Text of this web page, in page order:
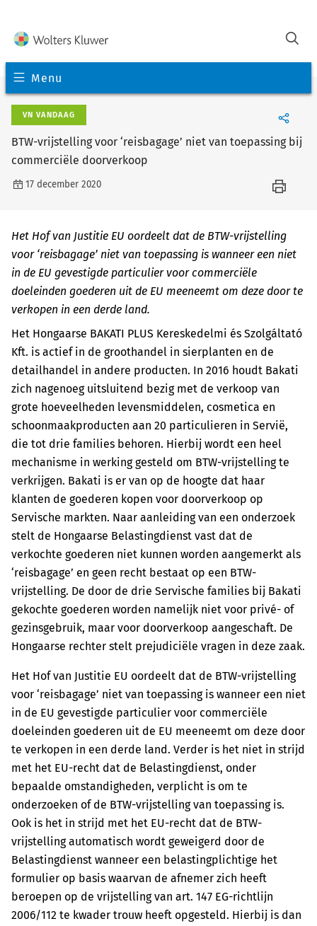
Menu
VN VANDAAG
BTW-vrijstelling voor ‘reisbagage’ niet van toepassing bij
commerciële doorverkoop
17 december 2020
Het Hof van Justitie EU oordeelt dat de BTW-vrijstelling
voor ‘reisbagage’ niet van toepassing is wanneer een niet
in de EU gevestigde particulier voor commerciële
doeleinden goederen uit de EU meeneemt om deze door te
verkopen in een derde land.
Het Hongaarse BAKATI PLUS Kereskedelmi és Szolgáltató
Kft. is actief in de groothandel in sierplanten en de
detailhandel in andere producten. In 2016 houdt Bakati
zich nagenoeg uitsluitend bezig met de verkoop van
grote hoeveelheden levensmiddelen, cosmetica en
schoonmaakproducten aan 20 particulieren in Servië,
die tot drie families behoren. Hierbij wordt een heel
mechanisme in werking gesteld om BTW-vrijstelling te
verkrijgen. Bakati is er van op de hoogte dat haar
klanten de goederen kopen voor doorverkoop op
Servische markten. Naar aanleiding van een onderzoek
stelt de Hongaarse Belastingdienst vast dat de
verkochte goederen niet kunnen worden aangemerkt als
‘reisbagage’ en geen recht bestaat op een BTW-
vrijstelling. De door de drie Servische families bij Bakati
gekochte goederen worden namelijk niet voor privé- of
gezinsgebruik, maar voor doorverkoop aangeschaft. De
Hongaarse rechter stelt prejudiciële vragen in deze zaak.
Het Hof van Justitie EU oordeelt dat de BTW-vrijstelling
voor ‘reisbagage’ niet van toepassing is wanneer een niet
in de EU gevestigde particulier voor commerciële
doeleinden goederen uit de EU meeneemt om deze door
te verkopen in een derde land. Verder is het niet in strijd
met het EU-recht dat de Belastingdienst, onder
bepaalde omstandigheden, verplicht is om te
onderzoeken of de BTW-vrijstelling van toepassing is.
Ook is het in strijd met het EU-recht dat de BTW-
vrijstelling automatisch wordt geweigerd door de
Belastingdienst wanneer een belastingplichtige het
formulier op basis waarvan de afnemer zich heeft
beroepen op de vrijstelling van art. 147 EG-richtlijn
2006/112 te kwader trouw heeft opgesteld. Hierbij is dan